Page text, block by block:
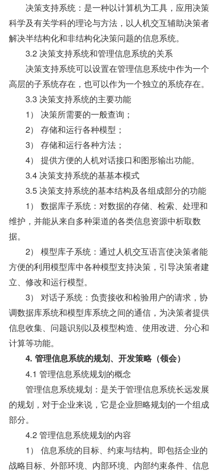
决策支持系统：是一种以计算机为工具，应用决策
科学及有关学科的理论与方法，以人机交互辅助决策者
解决半结构化和非结构化决策问题的信息系统。
3.2 决策支持系统和管理信息系统的关系
决策支持系统可以设置在管理信息系统中作为一个
高层的子系统存在，也可以作为一个独立的系统存在。
3.3 决策支持系统的主要功能
1） 决策所需要的一般查询；
2） 存储和运行各种模型；
3） 存储和运行各种方法；
4） 提供方便的人机对话接口和图形输出功能。
3.4 决策支持系统的基基本模式
3.5 决策支持系统的基本结构及各组成部分的功能
1） 数据库子系统：对数据的存储、检索、处理和
维护，并能从来自多种渠道的各类信息资源中析取数
据。
2） 模型库子系统：通过人机交互语言使决策者能
方便的利用模型库中各种模型支持决策，引导决策者建
立、修改和运行模型。
3） 对话子系统：负责接收和检验用户的请求，协
调数据库系统和模型库系统之间的通信，为决策者提供
信息收集、问题识别以及模型构造、使用改进、分心和
计算等功能。
4. 管理信息系统的规划、开发策略（领会）
4.1 管理信息系统规划的概念
管理信息系统规划：是关于管理信息系统长远发展
的规划，对于企业来说，它是企业胆略规划的一个组成
部分。
4.2 管理信息系统规划的内容
1） 信息系统的目标、约束与结构。即包括企业的
战略目标、外部环境、内部环境、内部约束条件、信息